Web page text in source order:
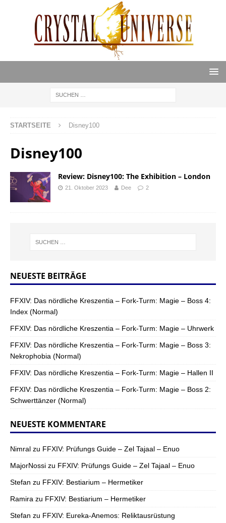
STARTSEITE Disney100
Disney100
Review: Disney100: The Exhibition – London
21. Oktober 2023 Dee 2
NEUESTE BEITRÄGE
FFXIV: Das nördliche Kreszentia – Fork-Turm: Magie – Boss 4:
Index (Normal)
FFXIV: Das nördliche Kreszentia – Fork-Turm: Magie – Uhrwerk
FFXIV: Das nördliche Kreszentia – Fork-Turm: Magie – Boss 3:
Nekrophobia (Normal)
FFXIV: Das nördliche Kreszentia – Fork-Turm: Magie – Hallen II
FFXIV: Das nördliche Kreszentia – Fork-Turm: Magie – Boss 2:
Schwerttänzer (Normal)
NEUESTE KOMMENTARE
Nimral zu FFXIV: Prüfungs Guide – Zel Tajaal – Enuo
MajorNossi zu FFXIV: Prüfungs Guide – Zel Tajaal – Enuo
Stefan zu FFXIV: Bestiarium – Hermetiker
Ramira zu FFXIV: Bestiarium – Hermetiker
Stefan zu FFXIV: Eureka-Anemos: Reliktausrüstung